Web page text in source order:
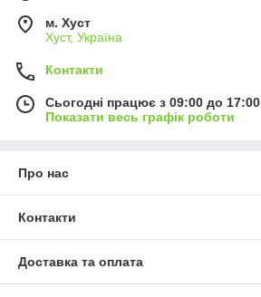
м. Хуст
Хуст, Україна
Контакти
Сьогодні працює з 09:00 до 17:00
Показати весь графік роботи
Про нас
Контакти
Доставка та оплата